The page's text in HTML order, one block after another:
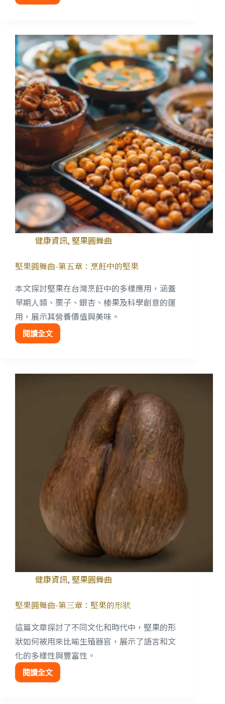
健康資訊, 堅果圓舞曲
堅果圓舞曲-第五章：烹飪中的堅果
本文探討堅果在台灣烹飪中的多樣應用，涵蓋
早期人類、栗子、銀杏、榛果及科學創意的運
用，展示其營養價值與美味。
閱讀全文
健康資訊, 堅果圓舞曲
堅果圓舞曲-第三章：堅果的形狀
這篇文章探討了不同文化和時代中，堅果的形
狀如何被用來比喻生殖器官，展示了語言和文
化的多樣性與豐富性。
閱讀全文